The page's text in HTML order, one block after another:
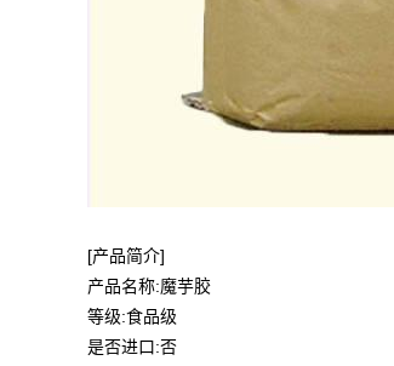
[产品简介]
产品名称:魔芋胶
等级:食品级
是否进口:否